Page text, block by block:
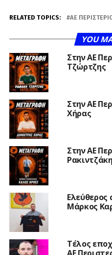
RELATED TOPICS: ΑΕ
YOU
Στην ΑΕ
Τζώρτζης
Στην ΑΕ
Χήρας
Στην ΑΕ
Ελεύθερος
Μάρκος
Τέλος